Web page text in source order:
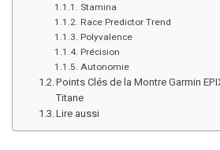
Stamina
Race Predictor Trend
Polyvalence
Précision
Autonomie
Points Clés de la Montre Garmin
Titane
Lire aussi